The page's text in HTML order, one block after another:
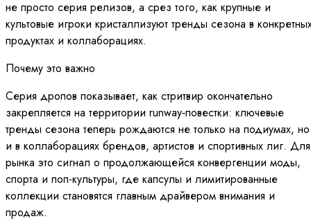
не просто серия релизов, а срез того, как крупные и
культовые игроки кристаллизуют тренды сезона в
продуктах и коллаборациях.
Почему это важно
Серия дропов показывает, как стритвир окончательно
закрепляется на территории runway‑повестки: ключевые
тренды сезона теперь рождаются не только на подиумах, но
и в коллаборациях брендов, артистов и спортивных лиг. Для
рынка это сигнал о продолжающейся конвергенции моды,
спорта и поп-культуры, где капсулы и лимитированные
коллекции становятся главным драйвером внимания и
продаж.